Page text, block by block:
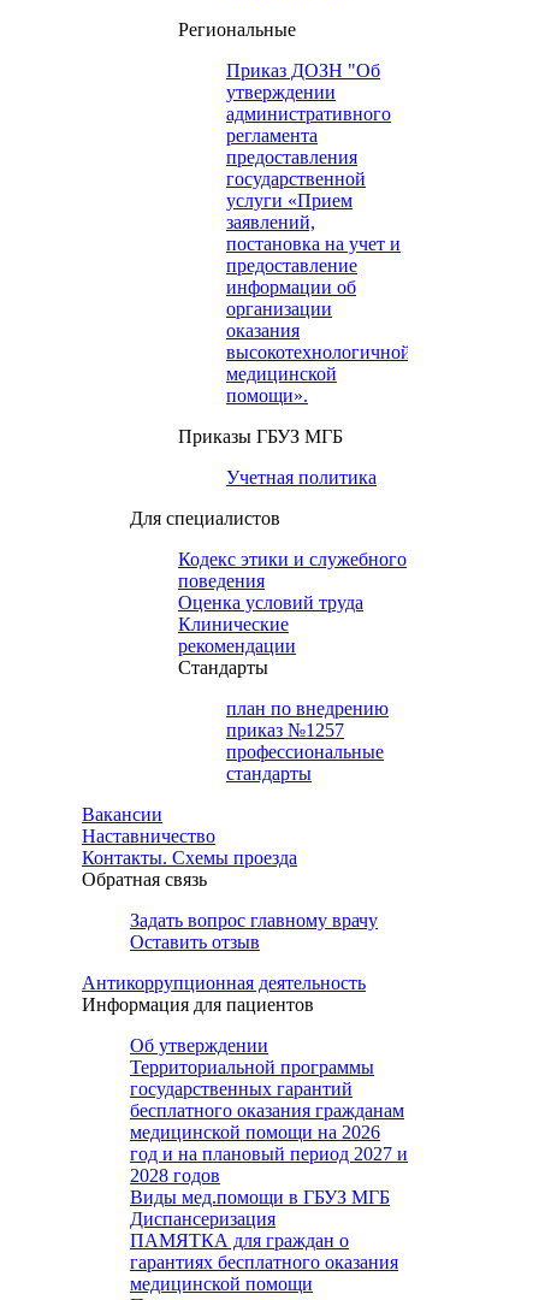
Региональные
Приказ ДОЗН "Об
утверждении
административного
регламента
предоставления
государственной
услуги «Прием
заявлений,
постановка на учет и
предоставление
информации об
организации
оказания
высокотехнологичной
медицинской
помощи».
Приказы ГБУЗ МГБ
Учетная политика
Для специалистов
Кодекс этики и служебного
поведения
Оценка условий труда
Клинические
рекомендации
Cтандарты
план по внедрению
приказ №1257
профессиональные
стандарты
Вакансии
Наставничество
Контакты. Схемы проезда
Обратная связь
Задать вопрос главному врачу
Оставить отзыв
Антикоррупционная деятельность
Информация для пациентов
Об утверждении
Территориальной программы
государственных гарантий
бесплатного оказания гражданам
медицинской помощи на 2026
год и на плановый период 2027 и
2028 годов
Виды мед.помощи в ГБУЗ МГБ
Диспансеризация
ПАМЯТКА для граждан о
гарантиях бесплатного оказания
медицинской помощи